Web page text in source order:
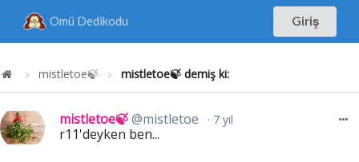
Omü Dedikodu Giriş
mistletoe🍃 mistletoe🍃 demiş ki:
mistletoe🍃@mistletoe 7 yıl
r11'deyken ben...